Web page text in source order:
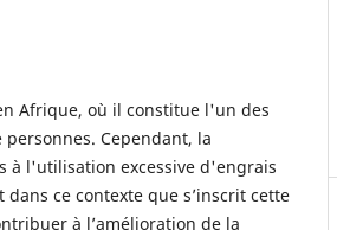
Afrique, où il constitue l'un des
Cependant, la
à l'utilisation excessive d'engrais
ce contexte que s’inscrit cette
à l’amélioration de la